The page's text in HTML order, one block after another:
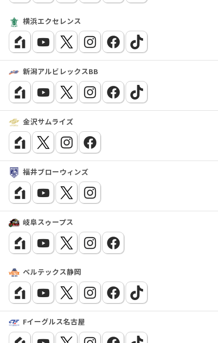
横浜エクセレンス
新潟アルビレックスBB
金沢サムライズ
福井ブローウィンズ
岐阜スゥープス
ベルテックス静岡
Fイーグルス名古屋